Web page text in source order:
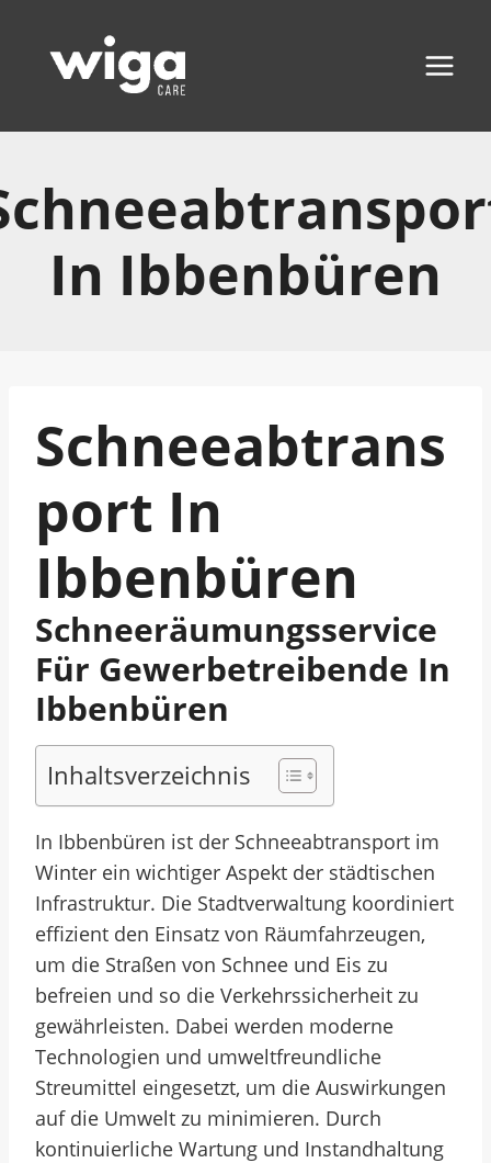
Inhalt
springen
In Ibbenbüren
Schneeabtrans
Port In
Ibbenbüren
Schneeräumungsservice
Für Gewerbetreibende In
Ibbenbüren
Inhaltsverzeichnis
In Ibbenbüren ist der Schneeabtransport im
Winter ein wichtiger Aspekt der städtischen
Infrastruktur. Die Stadtverwaltung koordiniert
effizient den Einsatz von Räumfahrzeugen,
um die Straßen von Schnee und Eis zu
befreien und so die Verkehrssicherheit zu
gewährleisten. Dabei werden moderne
Technologien und umweltfreundliche
Streumittel eingesetzt, um die Auswirkungen
auf die Umwelt zu minimieren. Durch
kontinuierliche Wartung und Instandhaltung